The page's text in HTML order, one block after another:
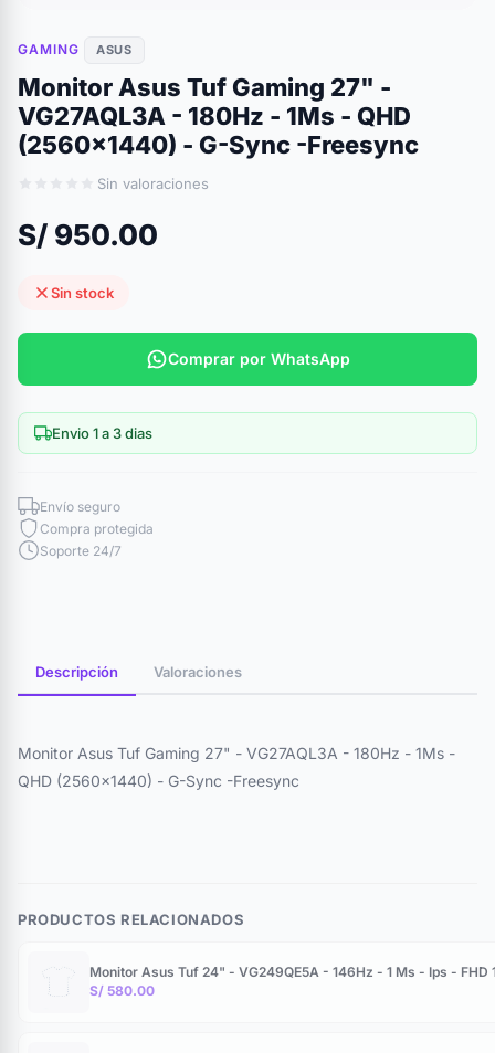
GAMING ASUS
Monitor Asus Tuf Gaming 27" -
VG27AQL3A - 180Hz - 1Ms - QHD
(2560x1440) - G-Sync -Freesync
Sin valoraciones
S/ 950.00
Sin stock
Comprar por WhatsApp
Envio 1 a 3 dias
Envío seguro
Compra protegida
Soporte 24/7
Descripción Valoraciones
Monitor Asus Tuf Gaming 27" - VG27AQL3A - 180Hz - 1Ms -
QHD (2560x1440) - G-Sync -Freesync
PRODUCTOS RELACIONADOS
Monitor Asus Tuf 24" - VG249QE5A - 146Hz - 1 Ms - Ips -
S/ 580.00